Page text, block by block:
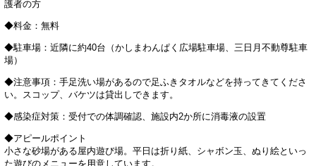
護者の方
◆料金：無料
◆駐車場：近隣に約40台（かしまわんぱく広場駐車場、三日月不動尊駐車
場）
◆注意事項：手足洗い場があるので足ふきタオルなどを持ってきてくださ
い。スコップ、バケツは貸出しできます。
◆感染症対策：受付での体調確認、施設内2か所に消毒液の設置
◆アピールポイント
小さな砂場がある屋内遊び場。平日は折り紙、シャボン玉、ぬり絵といっ
た遊びのメニューを用意しています。